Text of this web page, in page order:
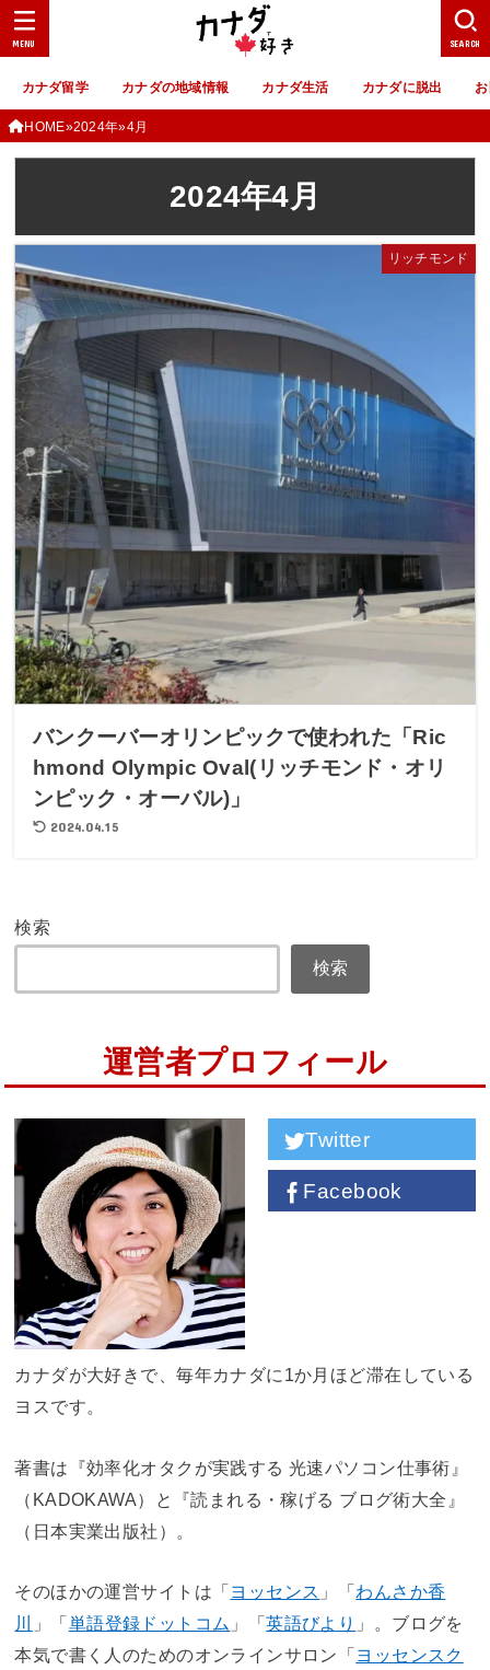
カナダ留学 カナダの地域情報 カナダ生活 カナダに脱出
SEARCH
MENU
HOME 2024年 4月
2024年4月
リッチモンド
バンクーバーオリンピックで使われた「Ric
hmond Olympic Oval(リッチモンド・オリ
ンピック・オーバル)」
2024.04.15
検索
検索
運営者プロフィール
Twitter
Facebook
カナダが大好きで、毎年カナダに1か月ほど滞在している
ヨスです。
著書は『効率化オタクが実践する 光速パソコン仕事術』
（KADOKAWA）と『読まれる・稼げる ブログ術大全』
（日本実業出版社）。
そのほかの運営サイトは「ヨッセンス 」「わんさか香
川
」「単語登録ドットコム 」「英語びより 」。ブログを
本気で書く人のためのオンラインサロン「ヨッセンスク